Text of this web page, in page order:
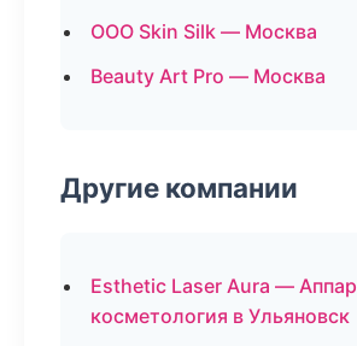
ООО Skin Silk — Москва
Beauty Art Pro — Москва
Другие компании
Esthetic Laser Aura —
косметология в Ульяновск